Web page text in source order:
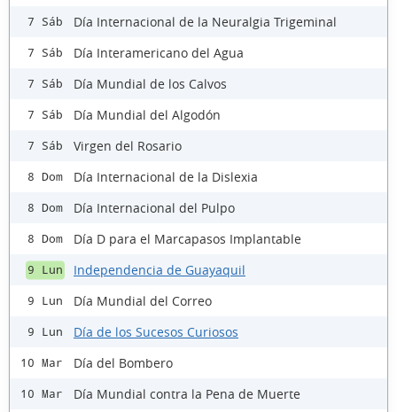
7 Sáb Día Internacional de la Neuralgia Trigeminal
7 Sáb Día Interamericano del Agua
7 Sáb Día Mundial de los Calvos
7 Sáb Día Mundial del Algodón
7 Sáb Virgen del Rosario
8 Dom Día Internacional de la Dislexia
8 Dom Día Internacional del Pulpo
8 Dom Día D para el Marcapasos Implantable
9 Lun Independencia de Guayaquil
9 Lun Día Mundial del Correo
9 Lun Día de los Sucesos Curiosos
10 Mar Día del Bombero
10 Mar Día Mundial contra la Pena de Muerte